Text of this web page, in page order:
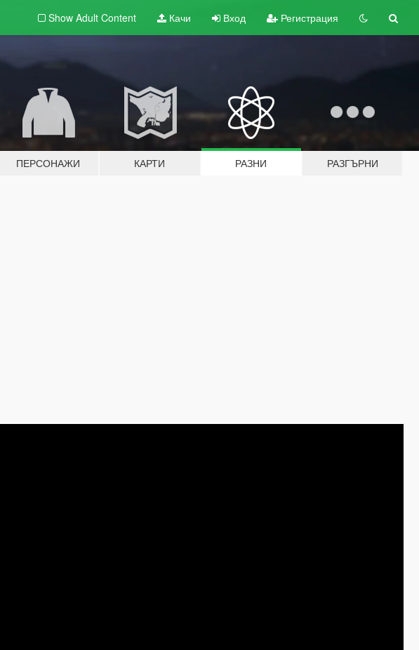
Show Adult Content Качи Вход Регистрация
ПЕРСОНАЖИ КАРТИ РАЗНИ РАЗГЪРНИ